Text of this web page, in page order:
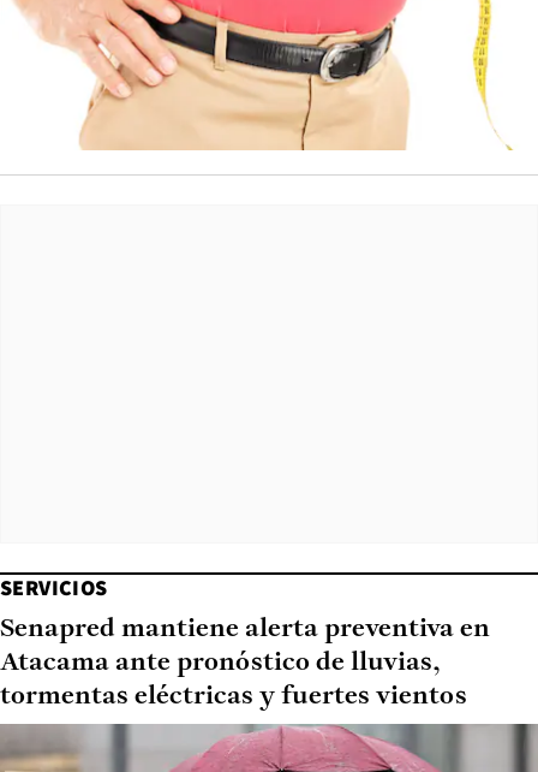
SERVICIOS
Senapred mantiene alerta preventiva en
Atacama ante pronóstico de lluvias,
tormentas eléctricas y fuertes vientos